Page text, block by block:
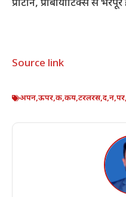
प्रोटीन, प्रोबायोटिक्स से भरपूर
Source link
अपन,ऊपर,क,कय,टरलरस,द,न,पर,